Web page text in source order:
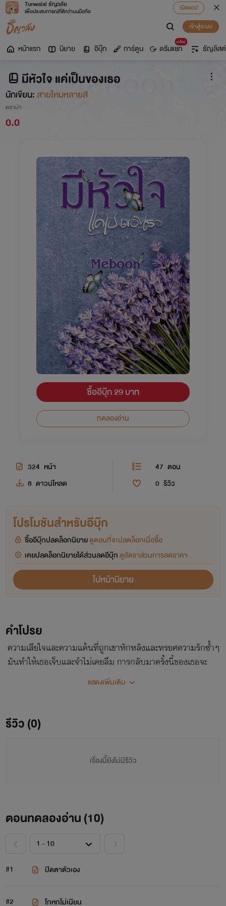
Tunwalai ธัญวลัย
เพื่อประสบการณ์ที่ดีกว่าบนมือถือ
เปิดแอป
เข้าสู่ระบบ
หน้าแรก นิยาย อีบุ๊ก การ์ตูน
มาใหม่
ดรีมแชท ธัญลิสต์
มีหัวใจ แค่เป็นของเธอ
นักเขียน:สายไหมหลายสี
ดราม่า
0.0
ซื้ออีบุ๊ก 29 บาท
ทดลองอ่าน
324 หน้า 47 ตอน
8 ดาวน์โหลด 0 รีวิว
โปรโมชันสำหรับอีบุ๊ก
ซื้ออีบุ๊กปลดล็อกนิยายดูตอนที่จะปลดล็อกเมื่อซื้อ
เคยปลดล็อกนิยายได้ส่วนลดอีบุ๊ก ดูอัตราส่วนการลดราคา
ไปหน้านิยาย
คำโปรย
ความเสียใจและความแค้นที่ถูกเขาหักหลังและทรยศความรักซ้ำๆ
มันทำให้เธอเจ็บและจำไม่เคยลืม การกลับมาครั้งนี้ของเธอจะ
ทำให้เขาได้รับบทเรียนอย่างสาสม
แสดงเพิ่มเติม
รีวิว (0)
เรื่องนี้ยังไม่มีรีวิว
ตอนทดลองอ่าน (10)
#1 ปิดตาตัวเอง
#2 โกหกไม่เนียน